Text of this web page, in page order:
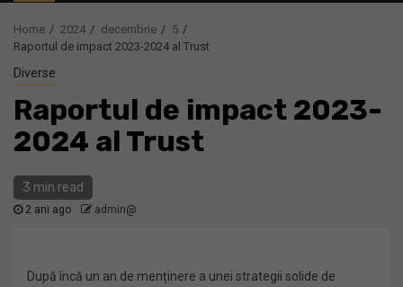
Home 2024 decembrie
5
Raportul de impact 2023-2024 al Trust
Diverse
Raportul de impact 2023-
2024 al Trust
3 min read
2 ani ago admin@
După încă un an de menținere a unei strategii solide de